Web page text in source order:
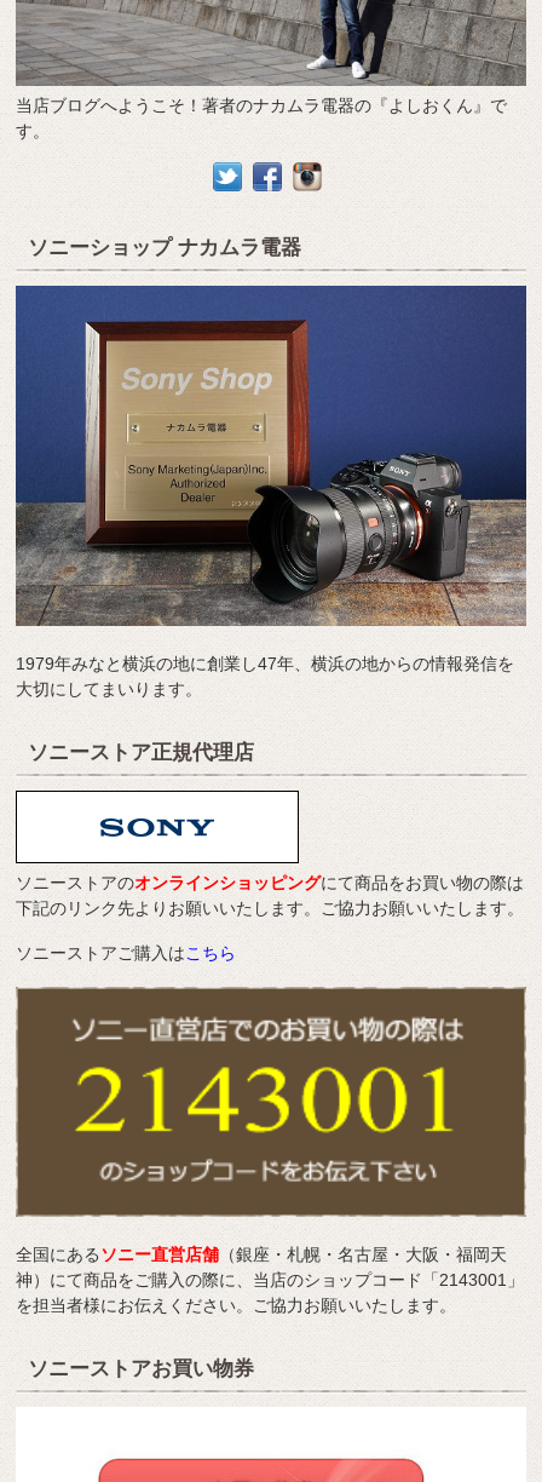
当店ブログへようこそ！著者のナカムラ電器の『よしおくん』で
す。
ソニーショップ ナカムラ電器
1979年みなと横浜の地に創業し47年、横浜の地からの情報発信を
大切にしてまいります。
ソニーストア正規代理店
ソニーストアのオンラインショッピングにて商品をお買い物の際は
下記のリンク先よりお願いいたします。ご協力お願いいたします。
ソニーストアご購入はこちら
全国にあるソニー直営店舗 （銀座・札幌・名古屋・大阪・福岡天
神）にて商品をご購入の際に、当店のショップコード「2143001」
を担当者様にお伝えください。ご協力お願いいたします。
ソニーストアお買い物券